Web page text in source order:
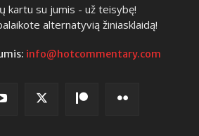
kartu su jumis - už teisybę!
alternatyvią žiniasklaidą!
info@hotcommentary.com